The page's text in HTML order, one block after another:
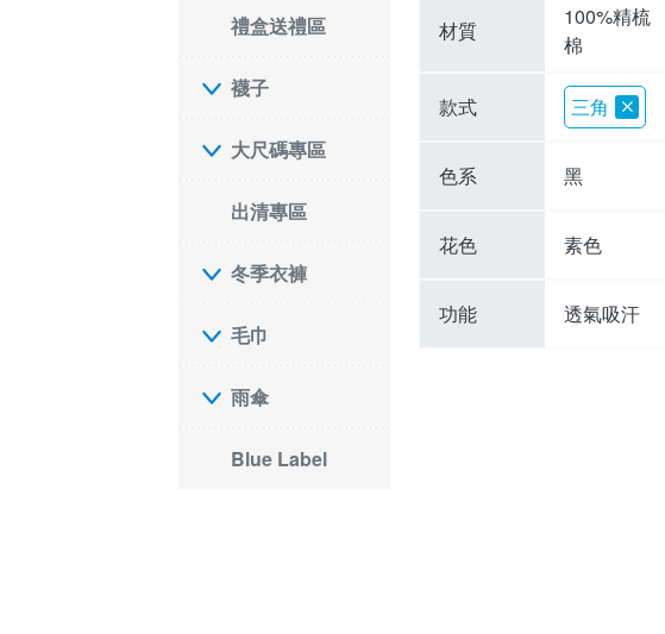
禮盒送禮區
襪子
大尺碼專區
出清專區
冬季衣褲
毛巾
雨傘
Blue Label
材質
100%精梳
棉
款式 三角
色系 黑
花色 素色
功能 透氣吸汗